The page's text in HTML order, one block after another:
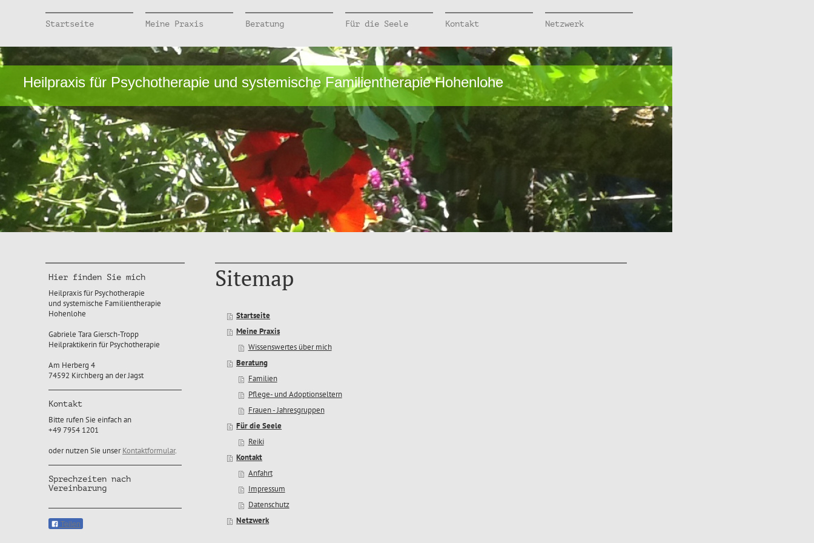
Startseite Meine Praxis Beratung Für die Seele Kontakt Netzwerk
Heilpraxis für Psychotherapie und systemische Familientherapie Hohenlohe
Hier finden Sie mich
Heilpraxis für Psychotherapie
und systemische Familientherapie
Hohenlohe
Gabriele Tara Giersch-Tropp
Heilpraktikerin für Psychotherapie
Am Herberg 4
74592 Kirchberg an der Jagst
Kontakt
Bitte rufen Sie einfach an
+49 7954 1201
oder nutzen Sie unserKontaktformular.
Sprechzeiten nach
Vereinbarung
Teilen
Sitemap
Startseite
Meine Praxis
Wissenswertes über mich
Beratung
Familien
Pflege- und Adoptionseltern
Frauen - Jahresgruppen
Für die Seele
Reiki
Kontakt
Anfahrt
Impressum
Datenschutz
Netzwerk